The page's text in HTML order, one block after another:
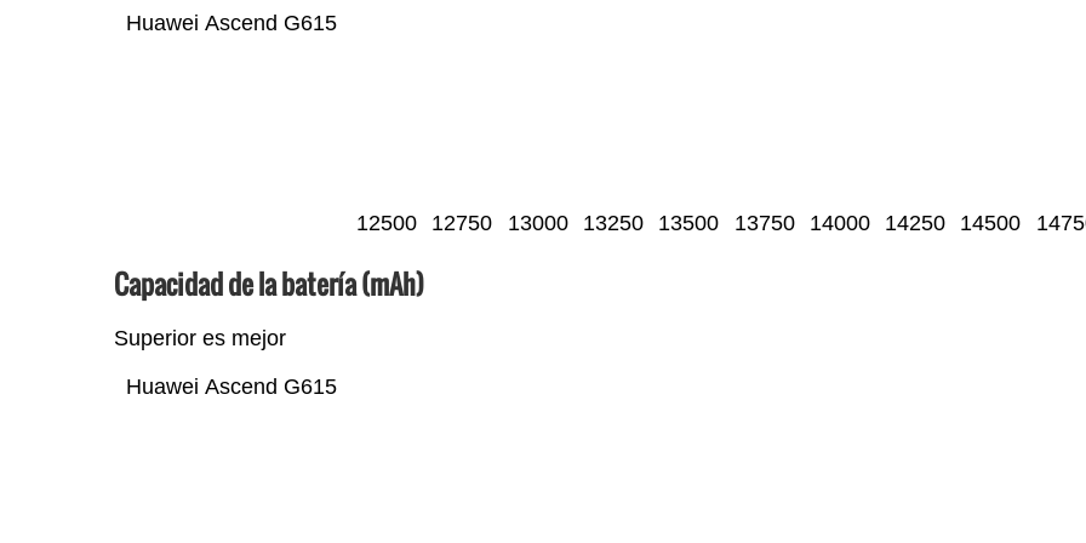
Huawei Ascend G615
12500 12750 13000 13250 13500 13750 14000 14250 14500
Capacidad de la batería (mAh)
Superior es mejor
Huawei Ascend G615